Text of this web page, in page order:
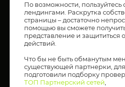
По возможности,
лендингами. Раскрутка
страницы – достаточно
помощью вы сможете
представление и защититься
действий.
Что бы не быть обманутым
существующей партнерки,
подготовили подборку
ТОП Партнерский сетей,